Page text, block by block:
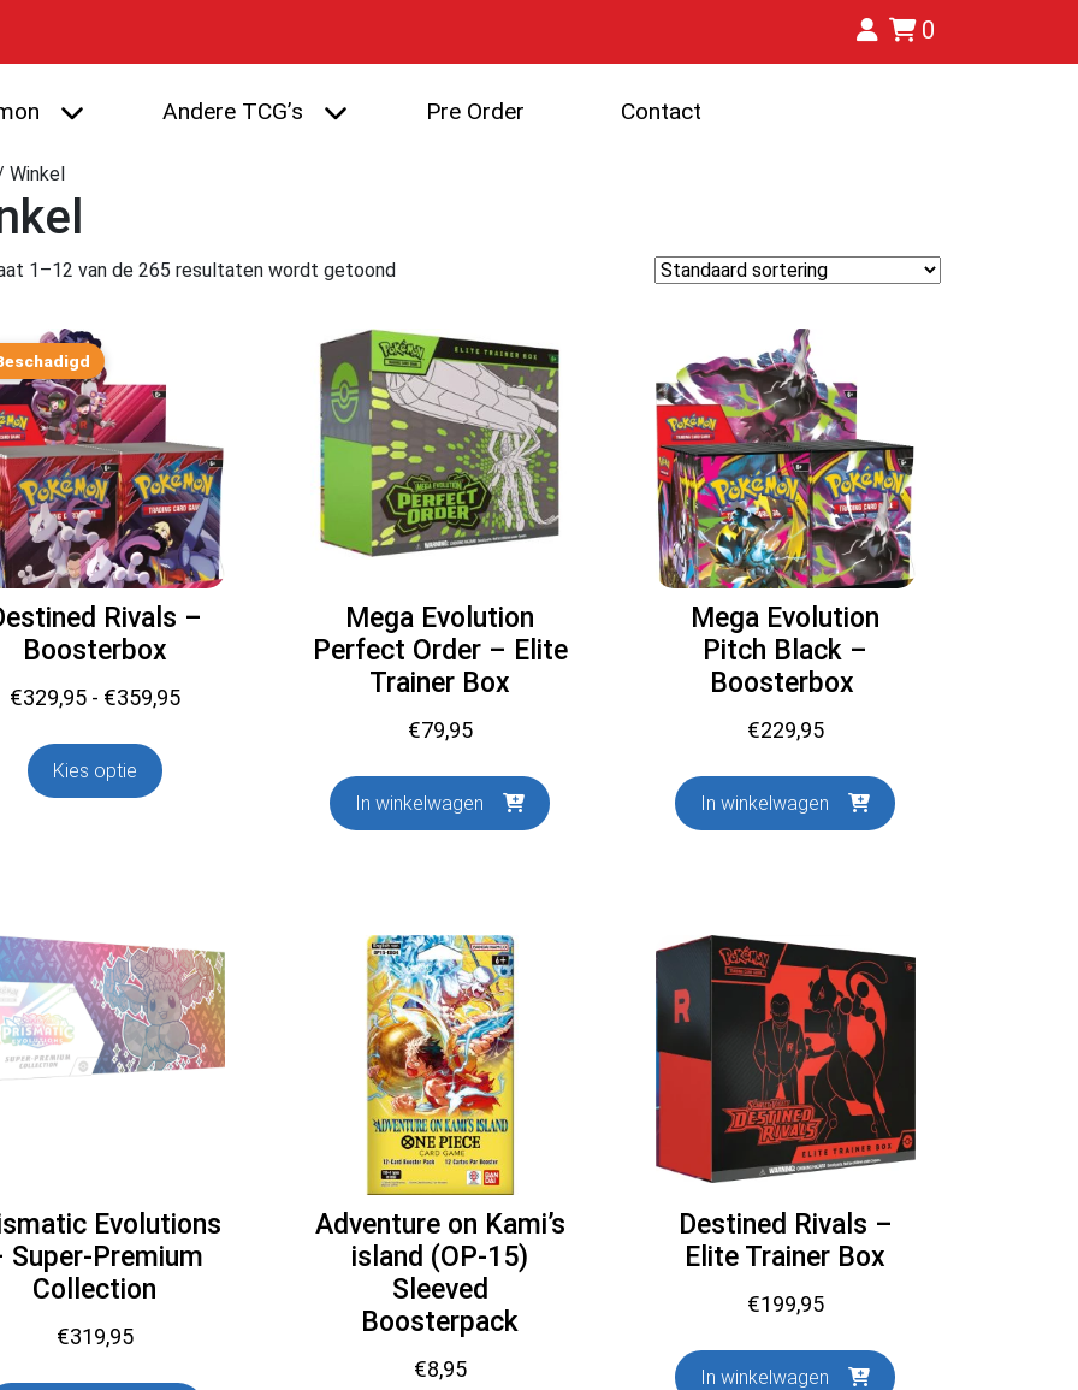
0
Andere TCG’s Pre Order Contact
1–12 van de 265 resultaten wordt getoond
Rivals –
Boosterbox
€329,95 - €359,95Prijsklasse:
Kies optie
Mega Evolution
Perfect Order – Elite
Trainer Box
€79,95
In winkelwagen
Mega Evolution
Pitch Black –
Boosterbox
€229,95
In winkelwagen
Evolutions
Super-Premium
Collection
€319,95
Adventure on Kami’s
island (OP-15)
Sleeved
Boosterpack
€8,95
Destined Rivals –
Elite Trainer Box
€199,95
In winkelwagen